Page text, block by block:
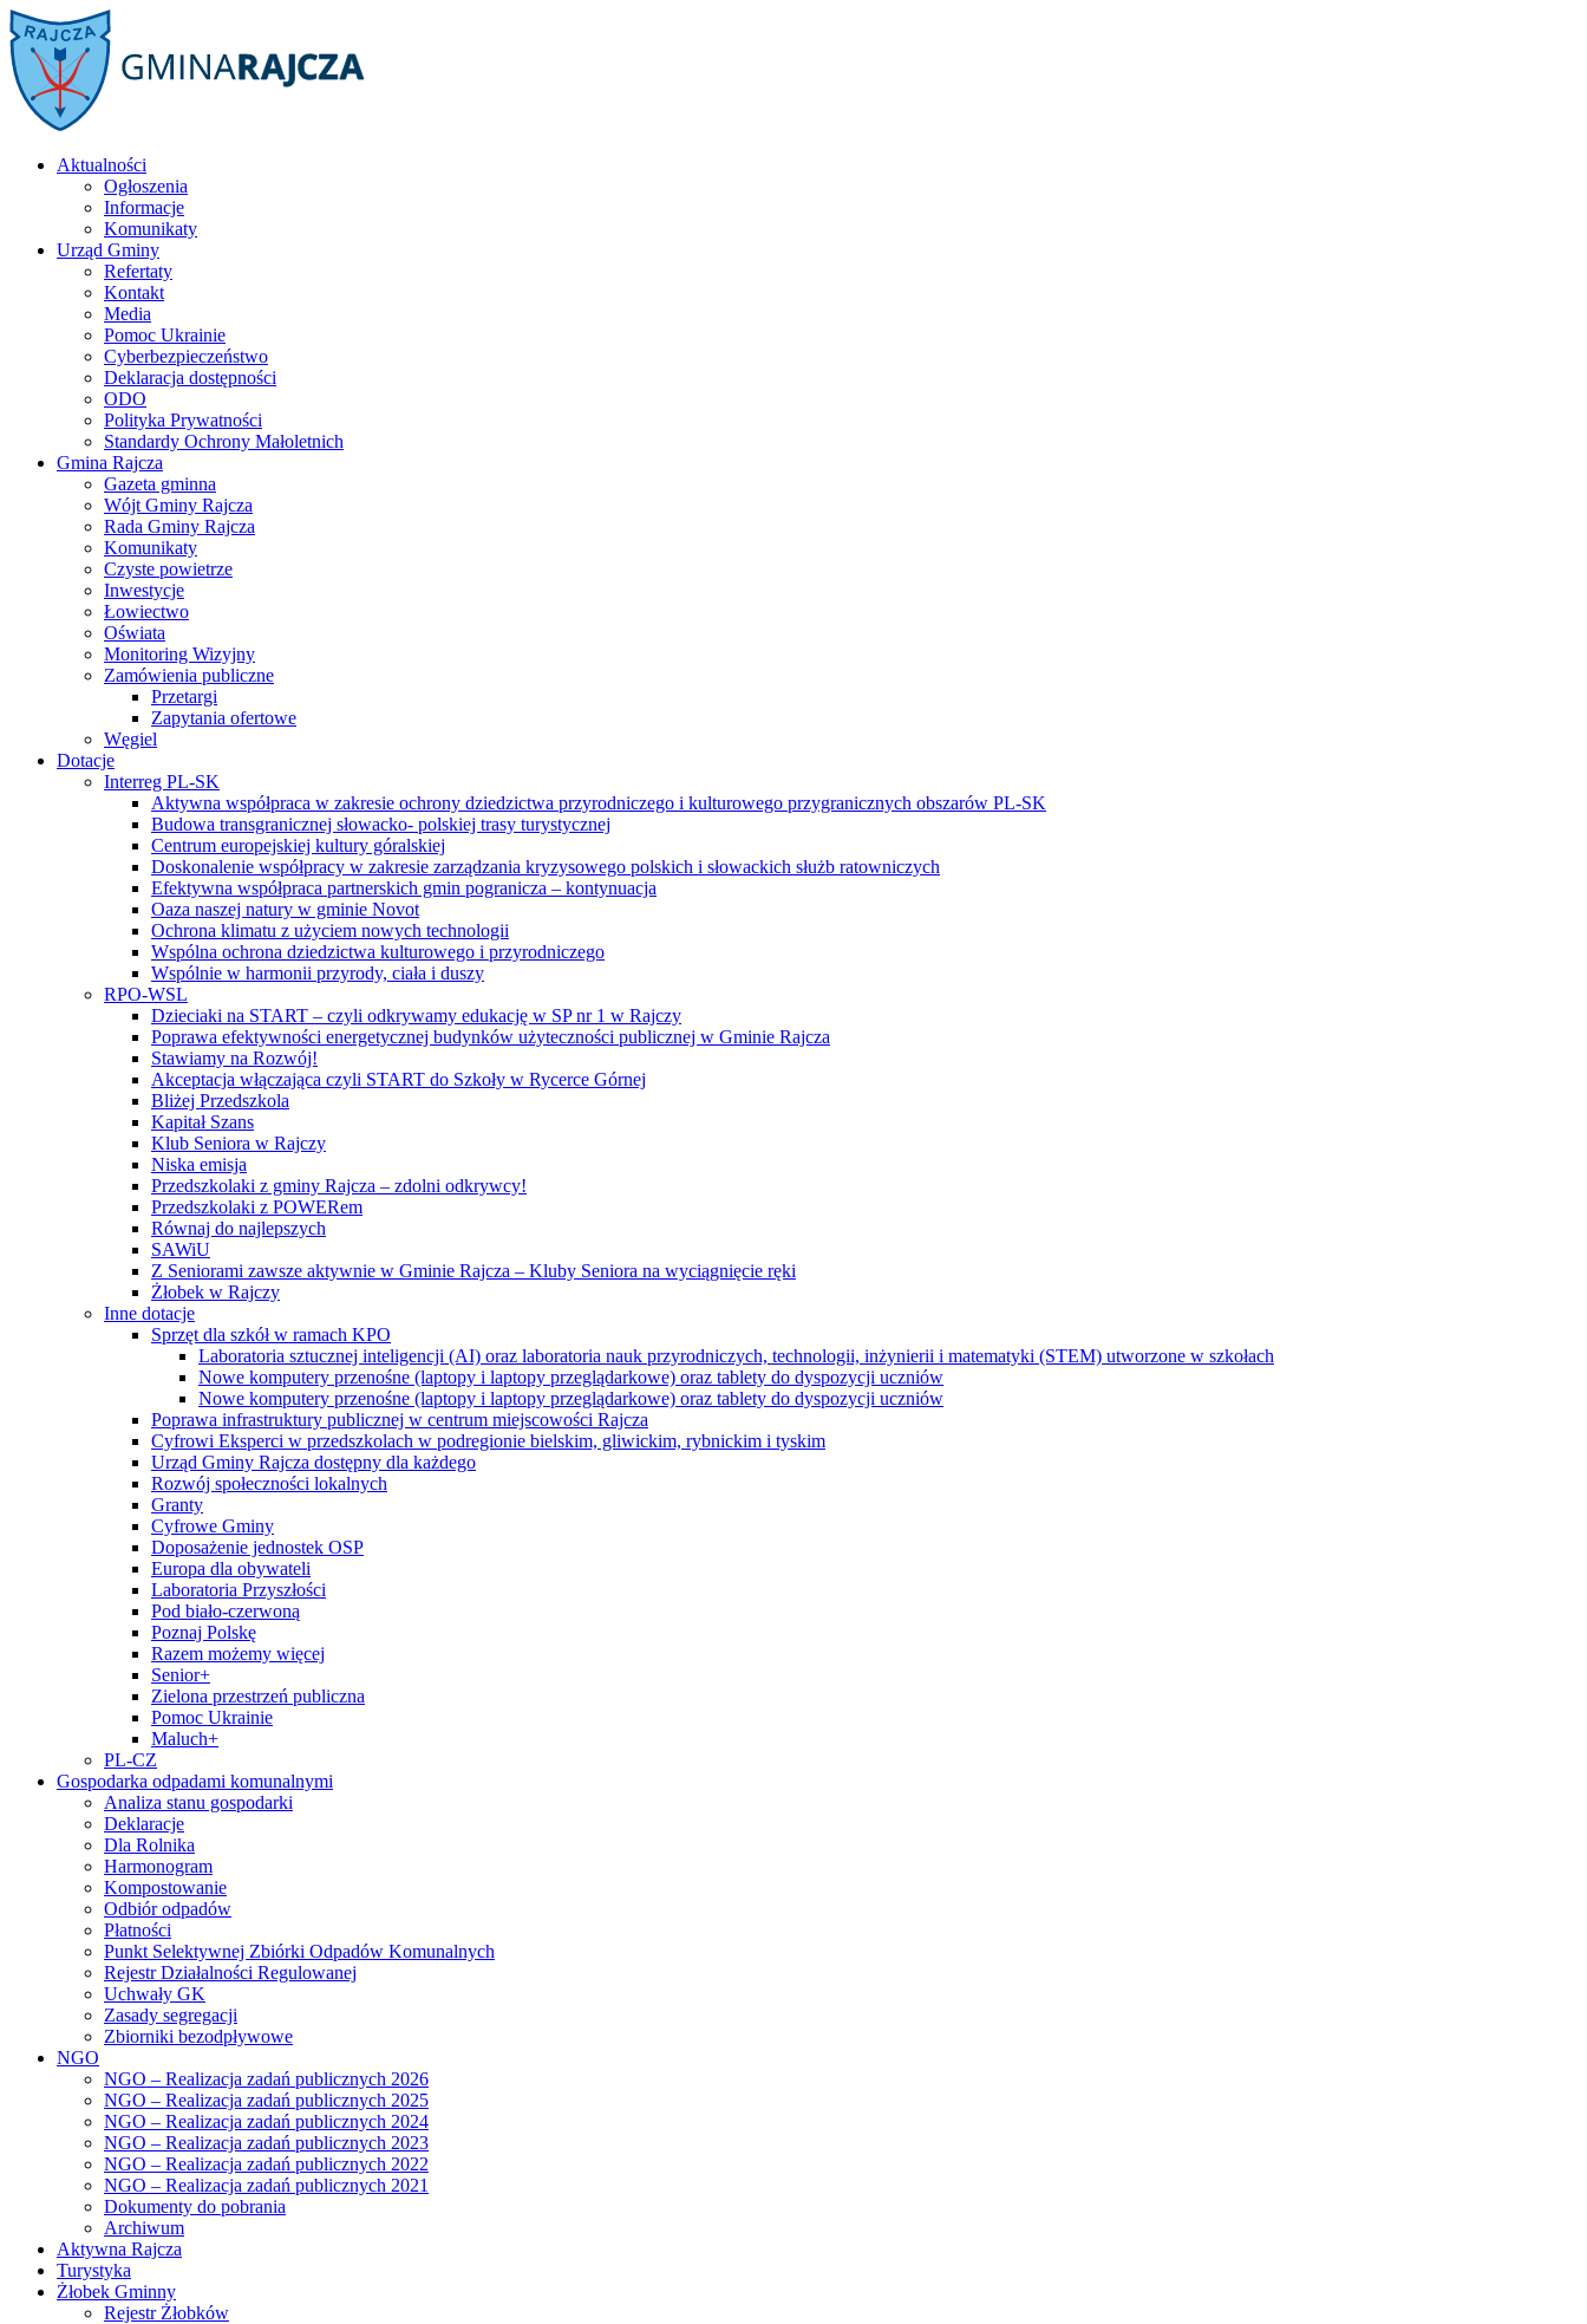
Aktualności
Ogłoszenia
Informacje
Komunikaty
Urząd Gminy
Refertaty
Kontakt
Media
Pomoc Ukrainie
Cyberbezpieczeństwo
Deklaracja dostępności
ODO
Polityka Prywatności
Standardy Ochrony Małoletnich
Gmina Rajcza
Gazeta gminna
Wójt Gminy Rajcza
Rada Gminy Rajcza
Komunikaty
Czyste powietrze
Inwestycje
Łowiectwo
Oświata
Monitoring Wizyjny
Zamówienia publiczne
Przetargi
Zapytania ofertowe
Węgiel
Dotacje
Interreg PL-SK
Aktywna współpraca w zakresie ochrony dziedzictwa przyrodniczego i kulturowego przygranicznych obszarów PL-SK
Budowa transgranicznej słowacko- polskiej trasy turystycznej
Centrum europejskiej kultury góralskiej
Doskonalenie współpracy w zakresie zarządzania kryzysowego polskich i słowackich służb ratowniczych
Efektywna współpraca partnerskich gmin pogranicza – kontynuacja
Oaza naszej natury w gminie Novot
Ochrona klimatu z użyciem nowych technologii
Wspólna ochrona dziedzictwa kulturowego i przyrodniczego
Wspólnie w harmonii przyrody, ciała i duszy
RPO-WSL
Dzieciaki na START – czyli odkrywamy edukację w SP nr 1 w Rajczy
Poprawa efektywności energetycznej budynków użyteczności publicznej w Gminie Rajcza
Stawiamy na Rozwój!
Akceptacja włączająca czyli START do Szkoły w Rycerce Górnej
Bliżej Przedszkola
Kapitał Szans
Klub Seniora w Rajczy
Niska emisja
Przedszkolaki z gminy Rajcza – zdolni odkrywcy!
Przedszkolaki z POWERem
Równaj do najlepszych
SAWiU
Z Seniorami zawsze aktywnie w Gminie Rajcza – Kluby Seniora na wyciągnięcie ręki
Żłobek w Rajczy
Inne dotacje
Sprzęt dla szkół w ramach KPO
Laboratoria sztucznej inteligencji (AI) oraz laboratoria nauk przyrodniczych, technologii, inżynierii i matematyki (STEM) utworzone w szkołach
Nowe komputery przenośne (laptopy i laptopy przeglądarkowe) oraz tablety do dyspozycji uczniów
Nowe komputery przenośne (laptopy i laptopy przeglądarkowe) oraz tablety do dyspozycji uczniów
Poprawa infrastruktury publicznej w centrum miejscowości Rajcza
Cyfrowi Eksperci w przedszkolach w podregionie bielskim, gliwickim, rybnickim i tyskim
Urząd Gminy Rajcza dostępny dla każdego
Rozwój społeczności lokalnych
Granty
Cyfrowe Gminy
Doposażenie jednostek OSP
Europa dla obywateli
Laboratoria Przyszłości
Pod biało-czerwoną
Poznaj Polskę
Razem możemy więcej
Senior+
Zielona przestrzeń publiczna
Pomoc Ukrainie
Maluch+
PL-CZ
Gospodarka odpadami komunalnymi
Analiza stanu gospodarki
Deklaracje
Dla Rolnika
Harmonogram
Kompostowanie
Odbiór odpadów
Płatności
Punkt Selektywnej Zbiórki Odpadów Komunalnych
Rejestr Działalności Regulowanej
Uchwały GK
Zasady segregacji
Zbiorniki bezodpływowe
NGO
NGO – Realizacja zadań publicznych 2026
NGO – Realizacja zadań publicznych 2025
NGO – Realizacja zadań publicznych 2024
NGO – Realizacja zadań publicznych 2023
NGO – Realizacja zadań publicznych 2022
NGO – Realizacja zadań publicznych 2021
Dokumenty do pobrania
Archiwum
Aktywna Rajcza
Turystyka
Żłobek Gminny
Rejestr Żłobków